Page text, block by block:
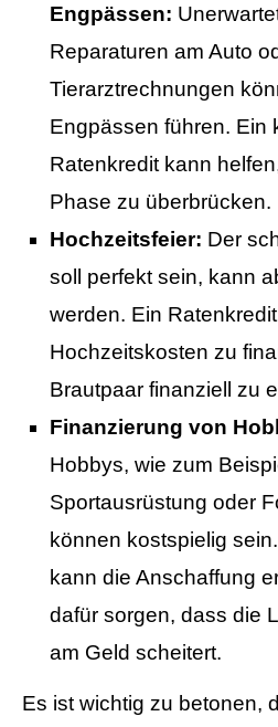
Engpässen:
Reparaturen am Auto
Tierarztrechnungen
Engpässen führen. Ein
Ratenkredit kann
Phase zu überbrücken.
Hochzeitsfeier: Der
soll perfekt sein, kann
werden. Ein
Hochzeitskosten zu
Brautpaar finanziell zu
Finanzierung von
Hobbys, wie zum
Sportausrüstung oder
können kostspielig
kann die Anschaffung
dafür sorgen, dass die
am Geld scheitert.
Es ist wichtig zu betonen,